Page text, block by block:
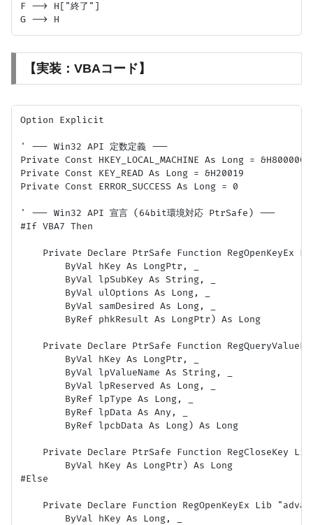
F --> H["終了"]
【実装：VBAコード】
Option Explicit
' --- Win32 API 定数定義 ---
Private Const HKEY_LOCAL_MACHINE As Long =
Private Const KEY_READ As Long = &H20019
Private Const ERROR_SUCCESS As Long = 0
' --- Win32 API 宣言 (64bit環境対応 PtrSafe) ---
#If VBA7 Then
Private Declare PtrSafe Function RegOpenKeyEx
        ByVal hKey As LongPtr, _
        ByVal lpSubKey As String, _
        ByVal ulOptions As Long, _
        ByVal samDesired As Long, _
        ByRef phkResult As LongPtr) As Long
Private Declare PtrSafe Function
        ByVal hKey As LongPtr, _
        ByVal lpValueName As String, _
        ByVal lpReserved As Long, _
        ByRef lpType As Long, _
        ByRef lpData As Any, _
        ByRef lpcbData As Long) As Long
Private Declare PtrSafe Function RegCloseKey
        ByVal hKey As LongPtr) As Long
#Else
Private Declare Function RegOpenKeyEx Lib
        ByVal hKey As Long, _